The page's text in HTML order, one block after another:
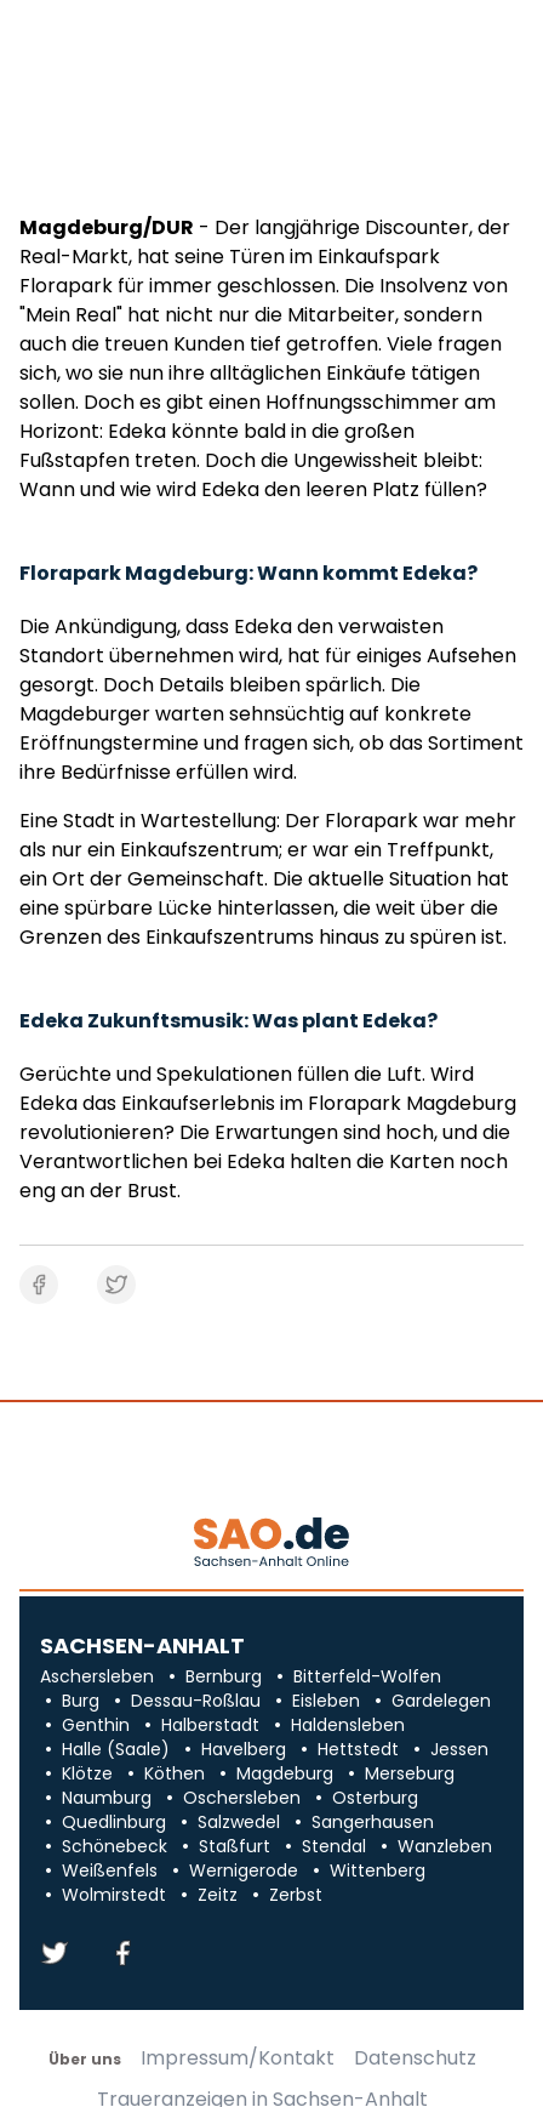
Magdeburg/DUR - Der langjährige Discounter, der
Real-Markt, hat seine Türen im Einkaufspark
Florapark für immer geschlossen. Die Insolvenz von
"Mein Real" hat nicht nur die Mitarbeiter, sondern
auch die treuen Kunden tief getroffen. Viele fragen
sich, wo sie nun ihre alltäglichen Einkäufe tätigen
sollen. Doch es gibt einen Hoffnungsschimmer am
Horizont: Edeka könnte bald in die großen
Fußstapfen treten. Doch die Ungewissheit bleibt:
Wann und wie wird Edeka den leeren Platz füllen?
Florapark Magdeburg: Wann kommt Edeka?
Die Ankündigung, dass Edeka den verwaisten
Standort übernehmen wird, hat für einiges Aufsehen
gesorgt. Doch Details bleiben spärlich. Die
Magdeburger warten sehnsüchtig auf konkrete
Eröffnungstermine und fragen sich, ob das Sortiment
ihre Bedürfnisse erfüllen wird.
Eine Stadt in Wartestellung: Der Florapark war mehr
als nur ein Einkaufszentrum; er war ein Treffpunkt,
ein Ort der Gemeinschaft. Die aktuelle Situation hat
eine spürbare Lücke hinterlassen, die weit über die
Grenzen des Einkaufszentrums hinaus zu spüren ist.
Edeka Zukunftsmusik: Was plant Edeka?
Gerüchte und Spekulationen füllen die Luft. Wird
Edeka das Einkaufserlebnis im Florapark Magdeburg
revolutionieren? Die Erwartungen sind hoch, und die
Verantwortlichen bei Edeka halten die Karten noch
eng an der Brust.
SACHSEN-ANHALT
Aschersleben Bernburg
Bitterfeld-Wolfen
Burg
Dessau-Roßlau Eisleben
Gardelegen
Genthin
Halberstadt
Haldensleben
Halle (Saale)
Havelberg Hettstedt
Jessen
Klötze
Köthen Magdeburg
Merseburg
Naumburg
Oschersleben
Osterburg
Quedlinburg
Salzwedel
Sangerhausen
Schönebeck
Staßfurt Stendal
Wanzleben
Weißenfels
Wernigerode
Wittenberg
Wolmirstedt
Zeitz Zerbst
Über uns Impressum/Kontakt
Datenschutz
Traueranzeigen in Sachsen-Anhalt